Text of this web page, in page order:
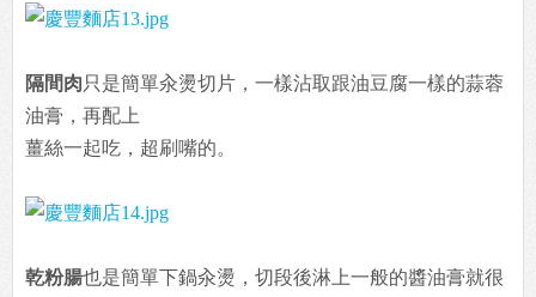
隔間肉 只是簡單汆燙切片，一樣沾取跟油豆腐一樣的蒜蓉
油膏，再配上
薑絲一起吃，超刷嘴的。
乾粉腸也是簡單下鍋汆燙，切段後淋上一般的醬油膏就很